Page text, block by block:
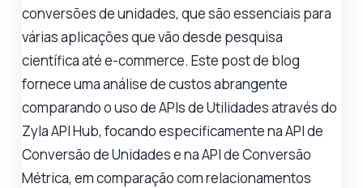
conversões de unidades, que são essenciais para
várias aplicações que vão desde pesquisa
científica até e-commerce. Este post de blog
fornece uma análise de custos abrangente
comparando o uso de APIs de Utilidades através do
Zyla API Hub, focando especificamente na API de
Conversão de Unidades e na API de Conversão
Métrica, em comparação com relacionamentos